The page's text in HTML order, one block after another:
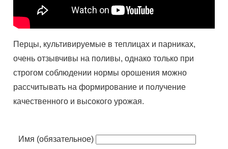
Перцы, культивируемые в теплицах и парниках,
очень отзывчивы на поливы, однако только при
строгом соблюдении нормы орошения можно
рассчитывать на формирование и получение
качественного и высокого урожая.
Имя (обязательное)